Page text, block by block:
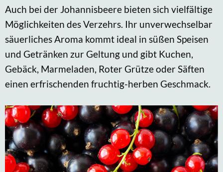
Auch bei der Johannisbeere bieten sich vielfältige
Möglichkeiten des Verzehrs. Ihr unverwechselbar
säuerliches Aroma kommt ideal in süßen Speisen
und Getränken zur Geltung und gibt Kuchen,
Gebäck, Marmeladen, Roter Grütze oder Säften
einen erfrischenden fruchtig-herben Geschmack.